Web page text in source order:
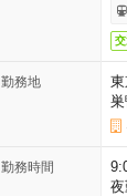
勤務地
巣
勤務時間